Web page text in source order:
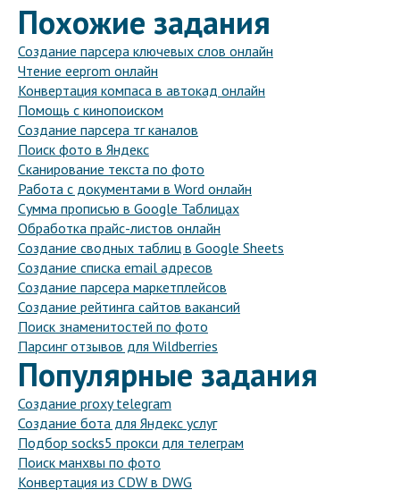
Похожие задания
Создание парсера ключевых слов онлайн
Чтение eeprom онлайн
Конвертация компаса в автокад онлайн
Помощь с кинопоиском
Создание парсера тг каналов
Поиск фото в Яндекс
Сканирование текста по фото
Работа с документами в Word онлайн
Сумма прописью в Google Таблицах
Обработка прайс-листов онлайн
Создание сводных таблиц в Google Sheets
Создание списка email адресов
Создание парсера маркетплейсов
Создание рейтинга сайтов вакансий
Поиск знаменитостей по фото
Парсинг отзывов для Wildberries
Популярные задания
Создание proxy telegram
Создание бота для Яндекс услуг
Подбор socks5 прокси для телеграм
Поиск манхвы по фото
Конвертация из CDW в DWG